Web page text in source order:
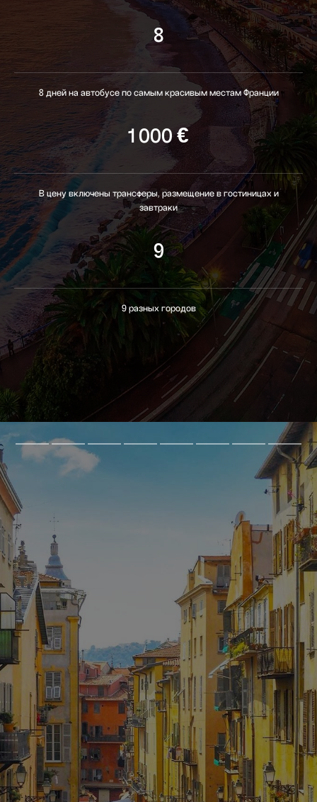
8
8 дней на автобусе по самым красивым местам Франции
1 000 €
В цену включены трансферы, размещение в гостиницах и
завтраки
9
9 разных городов